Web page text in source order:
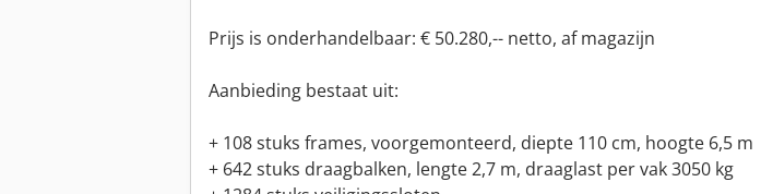
Prijs is onderhandelbaar: € 50.280,-- netto, af magazijn
Aanbieding bestaat uit:
+ 108 stuks frames, voorgemonteerd, diepte 110 cm, hoogte 6,5 m
+ 642 stuks draagbalken, lengte 2,7 m, draaglast per vak 3050 kg